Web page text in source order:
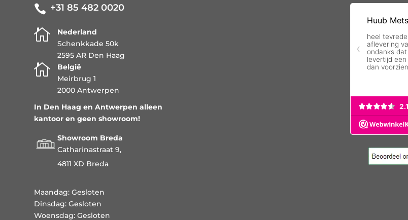
 +31 85 482 0020

Nederland
Schenkkade 50k
2595 AR Den Haag

België
Meirbrug 1
2000 Antwerpen
In Den Haag en Antwerpen alleen
kantoor en geen showroom!
Showroom Breda
Catharinastraat 9,
4811 XD Breda
Maandag: Gesloten
Dinsdag: Gesloten
Woensdag: Gesloten